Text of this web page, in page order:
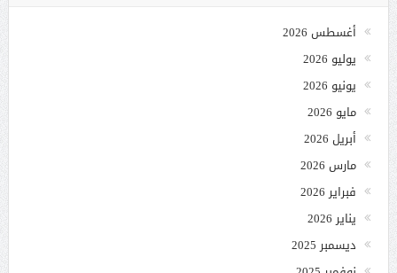
أغسطس 2026
يوليو 2026
يونيو 2026
مايو 2026
أبريل 2026
مارس 2026
فبراير 2026
يناير 2026
ديسمبر 2025